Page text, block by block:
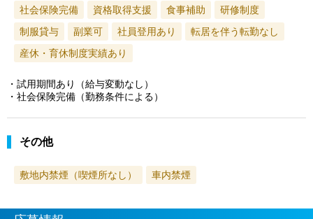
社会保険完備 資格取得支援 食事補助
研修制度
制服貸与
副業可 社員登用あり
転居を伴う転勤なし
産休・育休制度実績あり
・試用期間あり（給与変動なし）
・社会保険完備（勤務条件による）
その他
敷地内禁煙（喫煙所なし） 車内禁煙